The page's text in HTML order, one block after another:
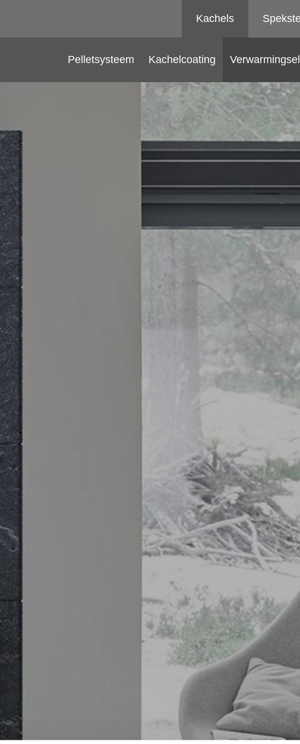
Kachels
Pelletsysteem Kachelcoating